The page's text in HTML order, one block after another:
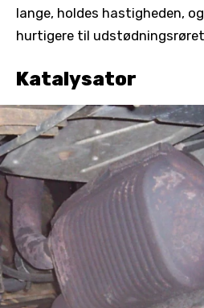
lange, holdes hastigheden,
hurtigere til
Katalysator